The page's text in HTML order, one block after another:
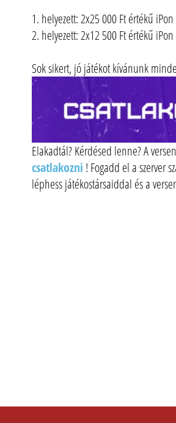
1. helyezett: 2x25 000 Ft értékű
2. helyezett: 2x12 500 Ft értékű
Sok sikert, jó játékot kívánunk
Elakadtál? Kérdésed lenne? A
csatlakozni ! Fogadd el a szerver
léphess játékostársaiddal és a